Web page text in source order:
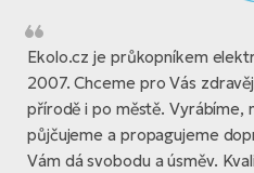
Ekolo.cz je průkopníkem
2007. Chceme pro Vás
přírodě i po městě. Vyrábíme,
půjčujeme a propagujeme
Vám dá svobodu a úsměv.